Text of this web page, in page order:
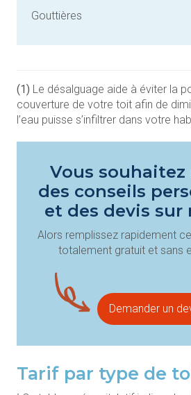
Gouttières
(1) Le désalguage aide à éviter la
couverture de votre toit afin de
l’eau puisse s’infiltrer dans votre
Vous souhaitez
des conseils
et des devis sur
Alors remplissez rapidement
totalement gratuit et sans
Demander un
Tarif par type de